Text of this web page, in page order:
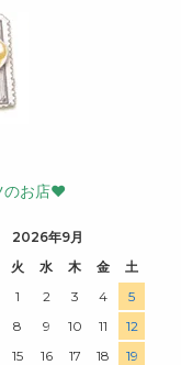
のお店♥
2026年9月
火 水 木 金
土
1
2 3 4
5
8 9 10 11
12
15 16 17 18
19